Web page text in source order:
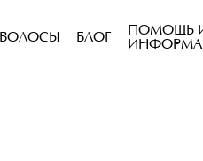
ВОЛОСЫ БЛОГ
ПОМОЩЬ